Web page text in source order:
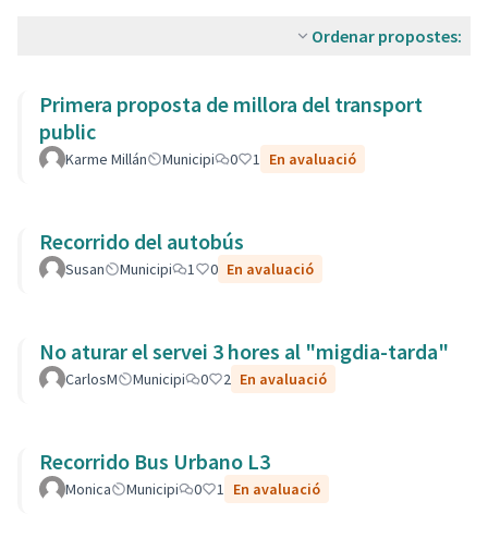
Ordenar propostes:
Primera proposta de millora del transport
public
Karme Millán Municipi 0 1 En avaluació
Recorrido del autobús
Susan Municipi 1 0 En avaluació
No aturar el servei 3 hores al "migdia-tarda"
CarlosM Municipi 0 2 En avaluació
Recorrido Bus Urbano L3
Monica Municipi 0 1 En avaluació